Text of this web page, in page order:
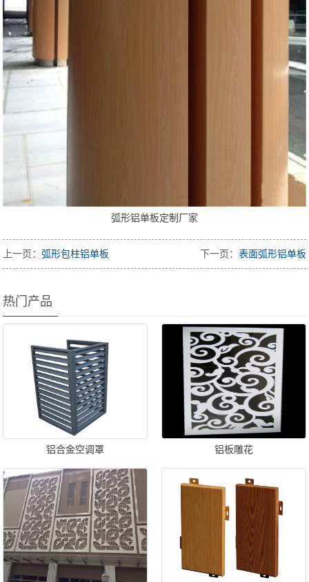
弧形铝单板定制厂家
上一页：弧形包柱铝单板 下一页： 表面弧形铝单板
热门产品
铝合金空调罩 铝板雕花